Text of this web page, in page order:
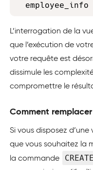
  employee_info
L’interrogation de la
que l’exécution de
votre requête est
dissimule les
compromettre le
Comment remplacer
Si vous disposez
que vous souhaitez la
la commande